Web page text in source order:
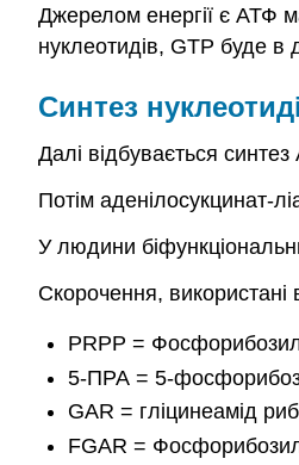
Джерелом енергії є АТФ
нуклеотидів, GTP буде в
Синтез
Далі відбувається
Потім аденілосукцинат-
У людини
Скорочення,
PRPP =
5-ПРА = 5-
GAR = гліцинеамід
FGAR =